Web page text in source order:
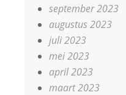
september 2023
augustus 2023
juli 2023
mei 2023
april 2023
maart 2023